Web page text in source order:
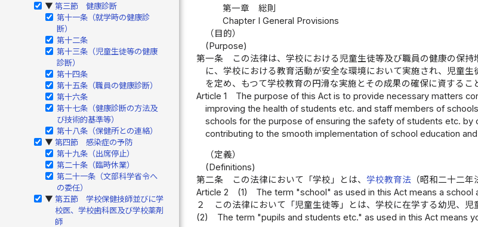
▶ 第三節 健康診断
第十一条（就学時の健康診
断）
第十二条
第十三条（児童生徒等の健康
診断）
第十四条
第十五条（職員の健康診断）
第十六条
第十七条（健康診断の方法及
び技術的基準等）
第十八条（保健所との連絡）
▶ 第四節 感染症の予防
第十九条（出席停止）
第二十条（臨時休業）
第二十一条（文部科学省令へ
の委任）
▶ 第五節 学校保健技師並びに学
校医、学校歯科医及び学校薬剤
師
第一章 総則
Chapter I General Provisions
（目的）
(Purpose)
第一条
この法律は、学校における児童生徒等及び職員の健康の保
に、学校における教育活動が安全な環境において実施され、児童
を定め、もつて学校教育の円滑な実施とその成果の確保に資するこ
Article 1
The purpose of this Act is to provide necessary matters
improving the health of students etc. and staff members of
schools for the purpose of ensuring the safety of students etc.
contributing to the smooth implementation of school education
（定義）
(Definitions)
第二条
この法律において「学校」とは、 学校教育法（昭和二十二年
Article 2
(1) The term "school" as used in this Act means a
２
この法律において「児童生徒等」とは、学校に在学する幼児、児
(2)
The term "pupils and students etc." as used in this Act means